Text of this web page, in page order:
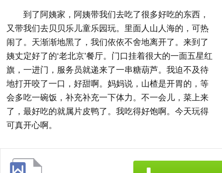
到了阿姨家，阿姨带我们去吃了很多好吃的东西，
又带我们去贝贝乐儿童乐园玩。里面人山人海的，可热
闹了。天渐渐地黑了，我们依依不舍地离开了。来到了
姨丈定好了的‘老北京’餐厅。门口挂着很大的一面五星红
旗，一进门，服务员就递来了一串糖葫芦。我迫不及待
地打开咬了一口，好甜啊。妈妈说，山楂是开胃的，等
会多吃一碗饭，补充补充一下体力。不一会儿，菜上来
了，最好吃的就属片皮鸭了。我吃得好饱啊。今天玩得
可真开心啊。